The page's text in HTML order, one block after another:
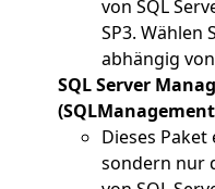
von SQL
SP3. Wählen
abhängig
SQL Server
Dieses
sondern nur